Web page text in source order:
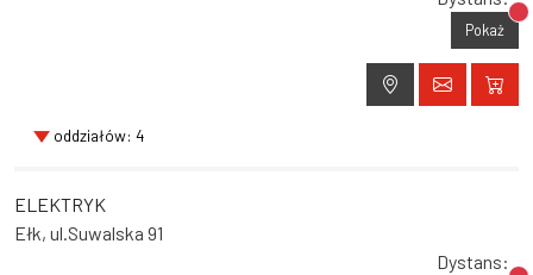
Pokaż
oddziałów: 4
ELEKTRYK
Ełk, ul.Suwalska 91
Dystans: